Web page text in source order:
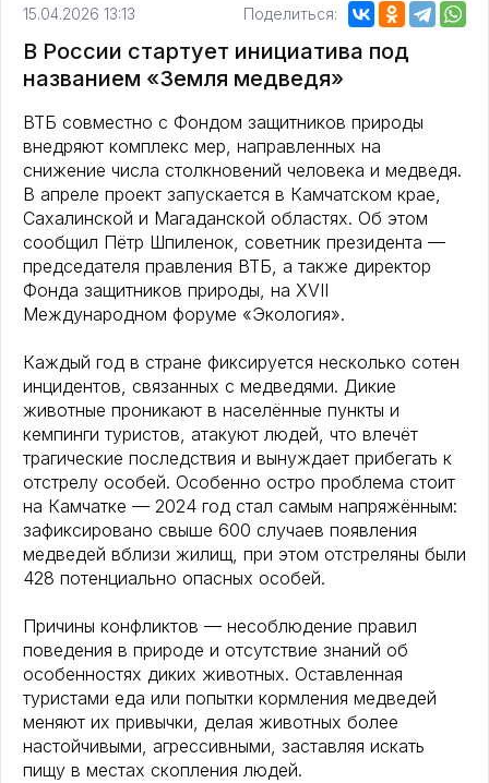
15.04.2026 13:13 Поделиться:
В России стартует инициатива под
названием «Земля медведя»
ВТБ совместно с Фондом защитников природы
внедряют комплекс мер, направленных на
снижение числа столкновений человека и медведя.
В апреле проект запускается в Камчатском крае,
Сахалинской и Магаданской областях. Об этом
сообщил Пётр Шпиленок, советник президента —
председателя правления ВТБ, а также директор
Фонда защитников природы, на XVII
Международном форуме «Экология».
Каждый год в стране фиксируется несколько сотен
инцидентов, связанных с медведями. Дикие
животные проникают в населённые пункты и
кемпинги туристов, атакуют людей, что влечёт
трагические последствия и вынуждает прибегать к
отстрелу особей. Особенно остро проблема стоит
на Камчатке — 2024 год стал самым напряжённым:
зафиксировано свыше 600 случаев появления
медведей вблизи жилищ, при этом отстреляны были
428 потенциально опасных особей.
Причины конфликтов — несоблюдение правил
поведения в природе и отсутствие знаний об
особенностях диких животных. Оставленная
туристами еда или попытки кормления медведей
меняют их привычки, делая животных более
настойчивыми, агрессивными, заставляя искать
пищу в местах скопления людей.